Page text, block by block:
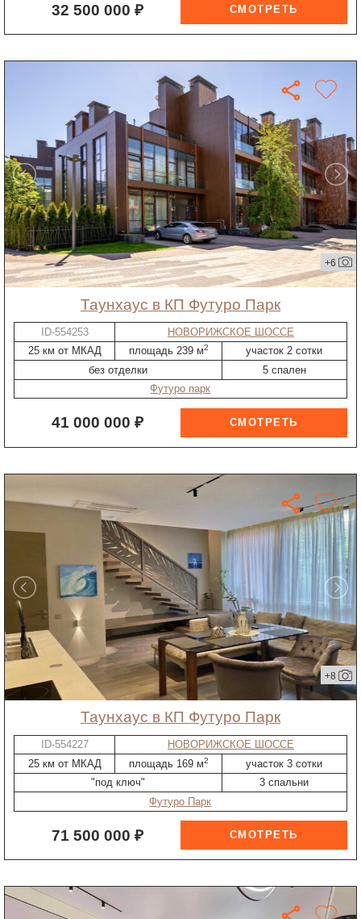
32 500 000 ₽
+6
таунхаус в КП Футуро Парк
ID-554253
НОВОРИЖСКОЕ ШОССЕ
25 км от МКАД
площадь 239 м2
участок 2 сотки
без отделки
5 спален
Футуро парк
41 000 000 ₽
+8
таунхаус в КП Футуро Парк
ID-554227
НОВОРИЖСКОЕ ШОССЕ
25 км от МКАД
площадь 169 м2
участок 3 сотки
"под ключ"
3 спальни
Футуро Парк
71 500 000 ₽